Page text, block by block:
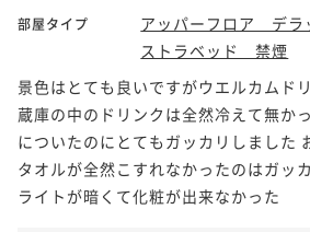
部屋タイプ
アッパーフロア デラ
ストラベッド 禁煙
景色はとても良いですがウエルカムド
蔵庫の中のドリンクは全然冷えて無か
についたのにとてもガッカリしました
タオルが全然こすれなかったのはガッ
ライトが暗くて化粧が出来なかった